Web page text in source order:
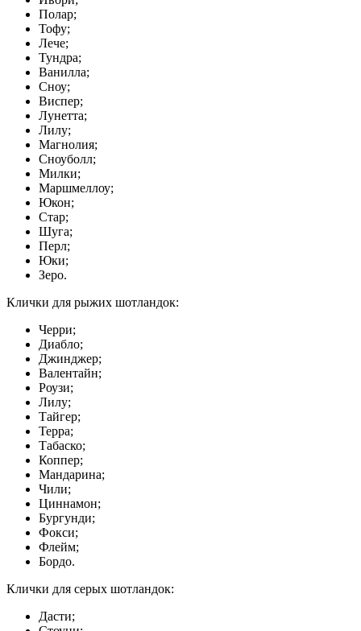
Полар;
Тофу;
Лече;
Тундра;
Ванилла;
Сноу;
Виспер;
Лунетта;
Лилу;
Магнолия;
Сноуболл;
Милки;
Маршмеллоу;
Юкон;
Стар;
Шуга;
Перл;
Юки;
Зеро.
Клички для рыжих шотландок:
Черри;
Диабло;
Джинджер;
Валентайн;
Роузи;
Лилу;
Тайгер;
Терра;
Табаско;
Коппер;
Мандарина;
Чили;
Циннамон;
Бургунди;
Фокси;
Флейм;
Бордо.
Клички для серых шотландок:
Дасти;